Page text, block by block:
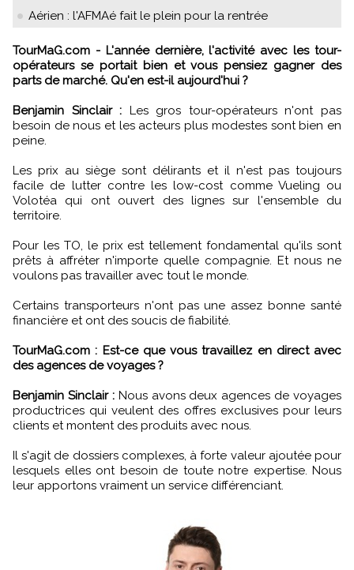
Aérien : l'AFMAé fait le plein pour la rentrée
TourMaG.com - L'année dernière, l'activité avec les tour-
opérateurs se portait bien et vous pensiez gagner des
parts de marché. Qu'en est-il aujourd'hui ?
Benjamin Sinclair : Les gros tour-opérateurs n'ont pas
besoin de nous et les acteurs plus modestes sont bien en
peine.
Les prix au siège sont délirants et il n'est pas toujours
facile de lutter contre les low-cost comme Vueling ou
Volotéa qui ont ouvert des lignes sur l'ensemble du
territoire.
Pour les TO, le prix est tellement fondamental qu'ils sont
prêts à affréter n'importe quelle compagnie. Et nous ne
voulons pas travailler avec tout le monde.
Certains transporteurs n'ont pas une assez bonne santé
financière et ont des soucis de fiabilité.
TourMaG.com : Est-ce que vous travaillez en direct avec
des agences de voyages ?
Benjamin Sinclair :Nous avons deux agences de voyages
productrices qui veulent des offres exclusives pour leurs
clients et montent des produits avec nous.
Il s'agit de dossiers complexes, à forte valeur ajoutée pour
lesquels elles ont besoin de toute notre expertise. Nous
leur apportons vraiment un service différenciant.